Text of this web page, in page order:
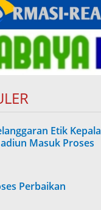
Etik Kepala
Masuk Proses
Perbaikan